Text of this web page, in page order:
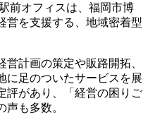
前オフィスは、福岡市博
営を支援する、地域密着型
計画の策定や販路開拓、
に足のついたサービスを展
評があり、「経営の困りご
も多数。